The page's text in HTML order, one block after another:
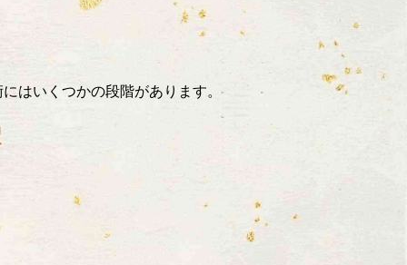
はいくつかの段階があります。